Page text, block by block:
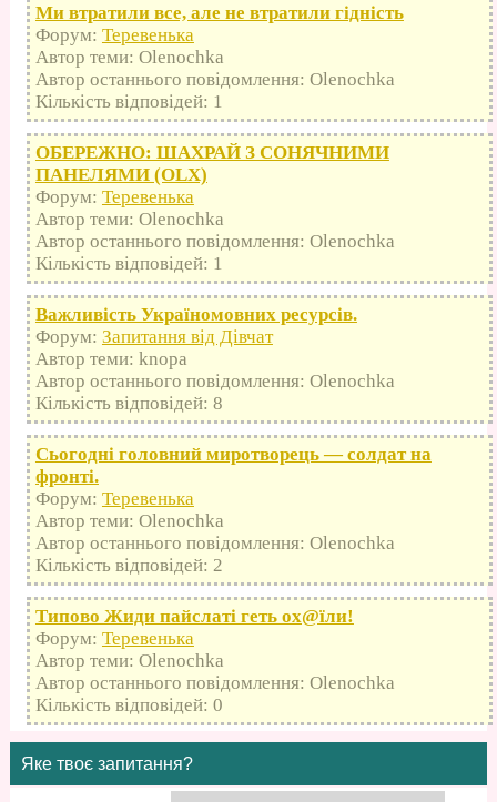
Ми втратили все, але не втратили гідність
Форум: Теревенька
Автор теми: Olenochka
Автор останнього повідомлення: Olenochka
Кількість відповідей: 1
ОБЕРЕЖНО: ШАХРАЙ З СОНЯЧНИМИ
ПАНЕЛЯМИ (OLX)
Форум: Теревенька
Автор теми: Olenochka
Автор останнього повідомлення: Olenochka
Кількість відповідей: 1
Важливість Україномовних ресурсів.
Форум: Запитання від Дівчат
Автор теми: knopa
Автор останнього повідомлення: Olenochka
Кількість відповідей: 8
Сьогодні головний миротворець — солдат на
фронті.
Форум: Теревенька
Автор теми: Olenochka
Автор останнього повідомлення: Olenochka
Кількість відповідей: 2
Типово Жиди пайслаті геть оx@їли!
Форум: Теревенька
Автор теми: Olenochka
Автор останнього повідомлення: Olenochka
Кількість відповідей: 0
Яке твоє запитання?